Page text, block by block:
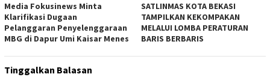
Media Fokusinews Minta
Klarifikasi Dugaan
Pelanggaran Penyelenggaraan
MBG di Dapur Umi Kaisar Menes
SATLINMAS KOTA BEKASI
TAMPILKAN KEKOMPAKAN
MELALUI LOMBA PERATURAN
BARIS BERBARIS
Tinggalkan Balasan